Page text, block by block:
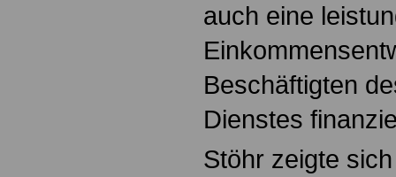
auch eine
Beschäftigten
Dienstes
Stöhr zeigte